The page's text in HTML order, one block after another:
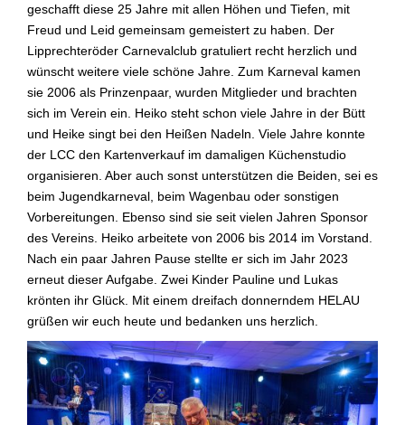
geschafft diese 25 Jahre mit allen Höhen und Tiefen, mit
Freud und Leid gemeinsam gemeistert zu haben. Der
Lipprechteröder Carnevalclub gratuliert recht herzlich und
wünscht weitere viele schöne Jahre. Zum Karneval kamen
sie 2006 als Prinzenpaar, wurden Mitglieder und brachten
sich im Verein ein. Heiko steht schon viele Jahre in der Bütt
und Heike singt bei den Heißen Nadeln. Viele Jahre konnte
der LCC den Kartenverkauf im damaligen Küchenstudio
organisieren. Aber auch sonst unterstützen die Beiden, sei es
beim Jugendkarneval, beim Wagenbau oder sonstigen
Vorbereitungen. Ebenso sind sie seit vielen Jahren Sponsor
des Vereins. Heiko arbeitete von 2006 bis 2014 im Vorstand.
Nach ein paar Jahren Pause stellte er sich im Jahr 2023
erneut dieser Aufgabe. Zwei Kinder Pauline und Lukas
krönten ihr Glück. Mit einem dreifach donnerndem HELAU
grüßen wir euch heute und bedanken uns herzlich.